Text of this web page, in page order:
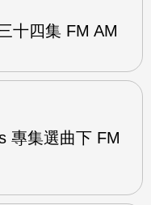
十四集 FM AM
專集選曲下 FM